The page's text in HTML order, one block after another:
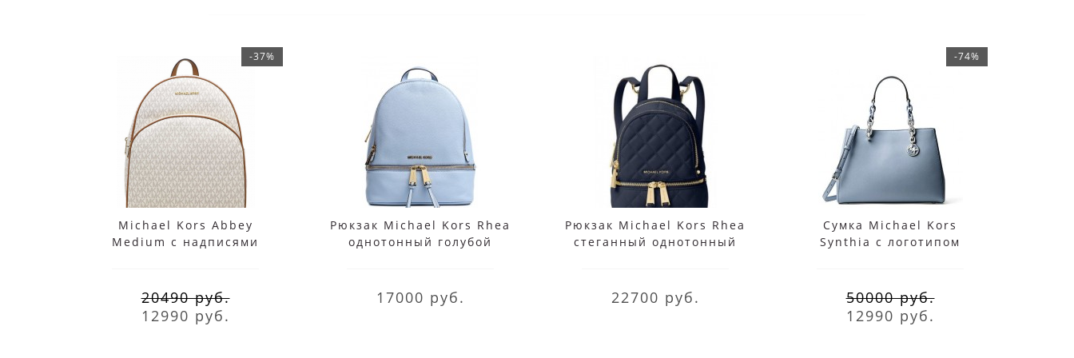
-37%
Michael Kors Abbey
Medium с надписями
20490 руб.
12990 руб.
Рюкзак Michael Kors Rhea
однотонный голубой
17000 руб.
Рюкзак Michael Kors Rhea
стеганный однотонный
22700 руб.
-74%
Сумка Michael Kors
Synthia с логотипом
50000 руб.
12990 руб.